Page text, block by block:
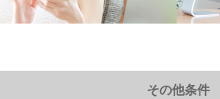
その他条件